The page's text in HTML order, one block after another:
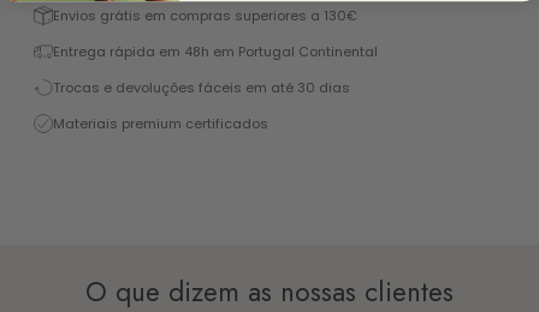
Envios grátis em compras superiores a 130€
Entrega rápida em 48h em Portugal Continental
Trocas e devoluções fáceis em até 30 dias
Materiais premium certificados
O que dizem as nossas clientes